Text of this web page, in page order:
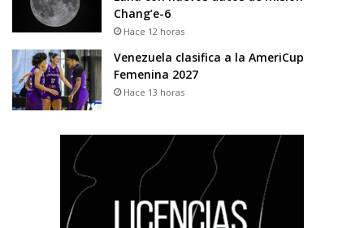
Chang’e-6
Hace 12 horas
Venezuela clasifica a la AmeriCup
Femenina 2027
Hace 13 horas